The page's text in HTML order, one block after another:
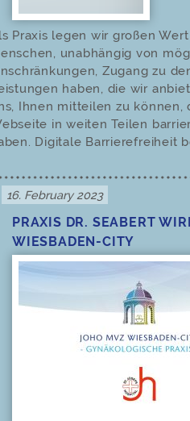
Praxis legen wir großen
unabhängig von
Zugang zu
haben, die wir
Ihnen mitteilen zu können,
in weiten Teilen
Digitale Barrierefreiheit
Posted
16. February 2023
PRAXIS DR. SEABERT
WIESBADEN-CITY